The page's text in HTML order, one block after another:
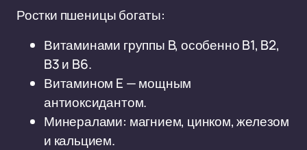
Ростки пшеницы богаты:
Витаминами группы B, особенно B1, B2,
B3 и B6.
Витамином E — мощным
антиоксидантом.
Минералами: магнием, цинком, железом
и кальцием.